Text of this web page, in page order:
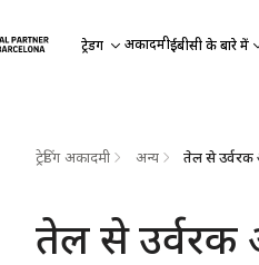
ट्रेडिंग अकादमीईबीसी के बारे में
ट्रेडिंग अकादमी अन्य
तेल से उर्वरक